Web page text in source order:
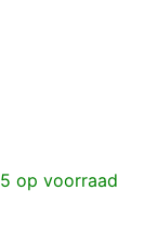
5 op voorraad